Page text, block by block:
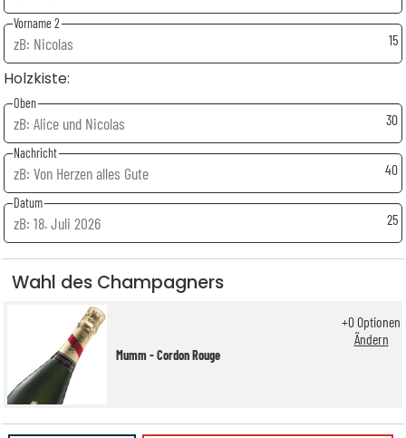
Vorname 2
15
Holzkiste:
Oben
30
Nachricht
40
Datum
25
Wahl des Champagners
Mumm - Cordon Rouge
+0Optionen
Ändern